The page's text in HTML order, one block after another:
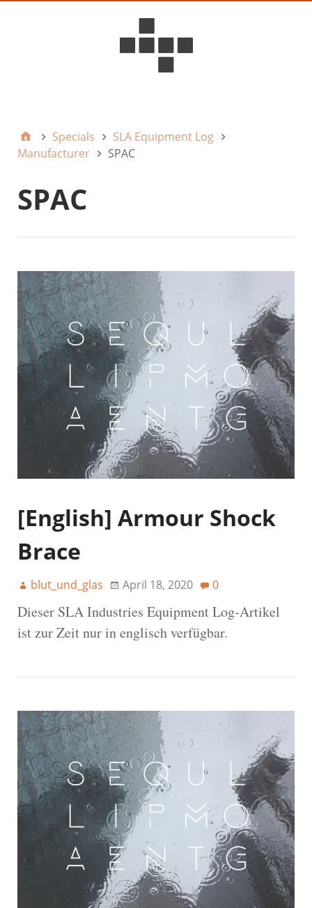
Specials
SLA Equipment Log
Manufacturer
SPAC
SPAC
[English] Armour Shock
Brace
blut_und_glas April 18, 2020 0
Dieser SLA Industries Equipment Log-Artikel
ist zur Zeit nur in englisch verfügbar.